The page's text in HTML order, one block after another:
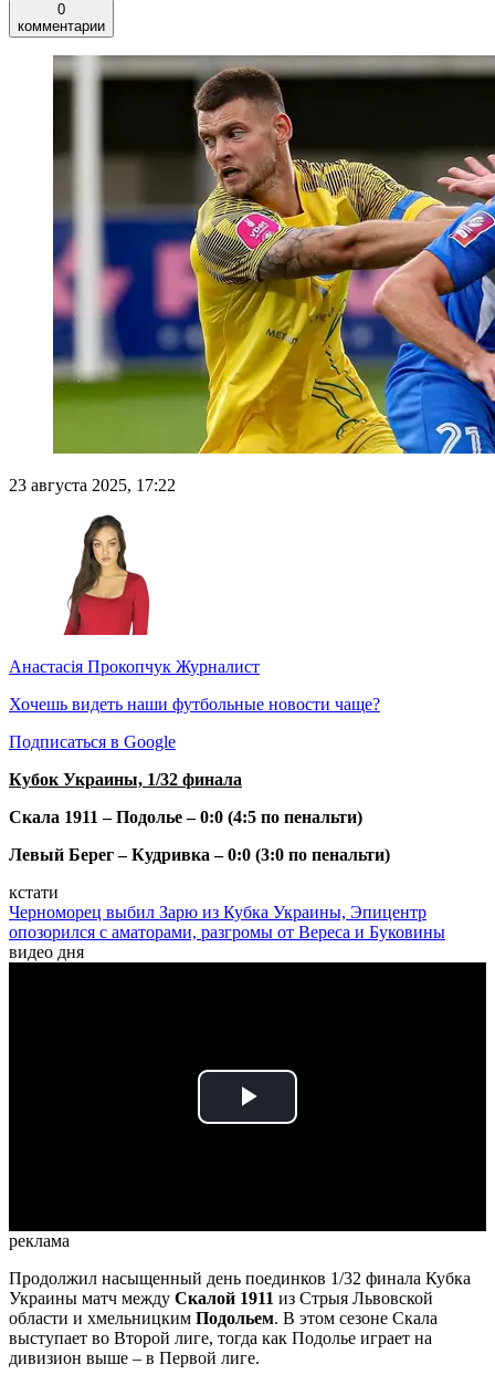
0
комментарии
23 августа 2025, 17:22
Анастасія Прокопчук Журналист
Хочешь видеть наши футбольные новости чаще?
Подписаться в Google
Кубок Украины, 1/32 финала
Скала 1911 – Подолье – 0:0 (4:5 по пенальти)
Левый Берег – Кудривка – 0:0 (3:0 по пенальти)
кстати
Черноморец выбил Зарю из Кубка Украины, Эпицентр
опозорился с аматорами, разгромы от Вереса и Буковины
видео дня
Play
реклама
Продолжил насыщенный день поединков 1/32 финала Кубка
Украины матч между Скалой 1911 из Стрыя Львовской
области и хмельницким Подольем. В этом сезоне Скала
выступает во Второй лиге, тогда как Подолье играет на
дивизион выше – в Первой лиге.